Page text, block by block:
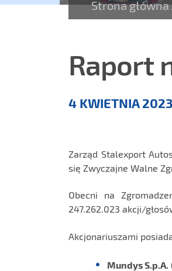
Strona główna
Raport
4 KWIETNIA 2023
Zarząd Stalexport
się Zwyczajne Walne
Obecni na
247.262.023 akcji/
Akcjonariuszami
Mundys S.p.A.